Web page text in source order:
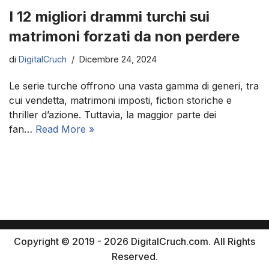
I 12 migliori drammi turchi sui
matrimoni forzati da non perdere
di DigitalCruch Dicembre 24, 2024
Le serie turche offrono una vasta gamma di generi, tra
cui vendetta, matrimoni imposti, fiction storiche e
thriller d’azione. Tuttavia, la maggior parte dei
fan… Read More »
Copyright © 2019 - 2026 DigitalCruch.com. All Rights
Reserved.